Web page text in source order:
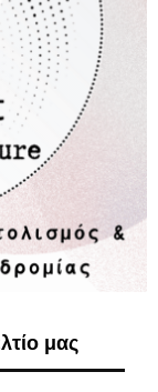
μας